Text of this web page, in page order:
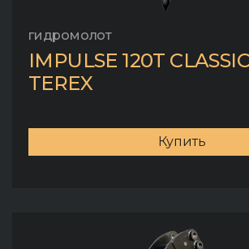
гидромолот
IMPULSE 120T
TEREX
Купить